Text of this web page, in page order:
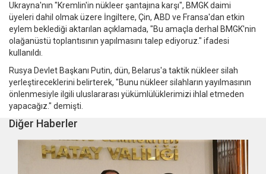
Ukrayna'nın "Kremlin'in nükleer şantajına karşı", BMGK daimi
üyeleri dahil olmak üzere İngiltere, Çin, ABD ve Fransa'dan etkin
eylem beklediği aktarılan açıklamada, "Bu amaçla derhal BMGK'nin
olağanüstü toplantısının yapılmasını talep ediyoruz." ifadesi
kullanıldı.
Rusya Devlet Başkanı Putin, dün, Belarus'a taktik nükleer silah
yerleştireceklerini belirterek, "Bunu nükleer silahların yayılmasının
önlenmesiyle ilgili uluslararası yükümlülüklerimizi ihlal etmeden
yapacağız." demişti.
Diğer Haberler